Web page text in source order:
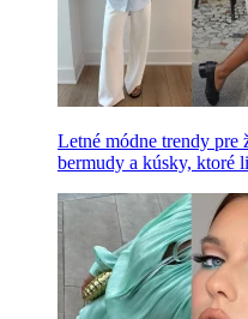
Letné módne trendy pre
bermudy a kúsky, ktoré